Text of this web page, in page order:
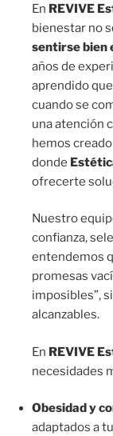
En REVIVE
bienestar no
sentirse bien
años de
aprendido
cuando se
una atención
hemos
donde
ofrecerte
Nuestro
confianza,
entendemos
promesas
imposibles”,
alcanzables.
En REVIVE
necesidades
Obesidad y
adaptados a